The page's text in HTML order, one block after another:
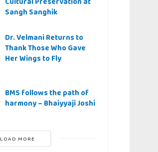
Sangh Sanghik
Dr. Velmani Returns to
Thank Those Who Gave
Her Wings to Fly
BMS follows the path of
harmony – Bhaiyyaji Joshi
LOAD MORE